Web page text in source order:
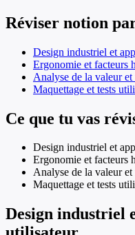
Réviser notion
Design industriel et
Ergonomie et facteurs
Analyse de la valeur
Maquettage et tests
Ce que tu vas
Design industriel et
Ergonomie et facteurs
Analyse de la valeur
Maquettage et tests
Design industriel